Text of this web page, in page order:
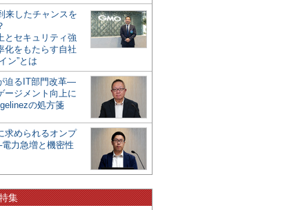
来したチャンスを
とセキュリティ強
化をもたらす自社
ン”とは
迫るIT部門改革―
ージメント向上に
の処方箋
求められるオンプ
力急増と機密性
集